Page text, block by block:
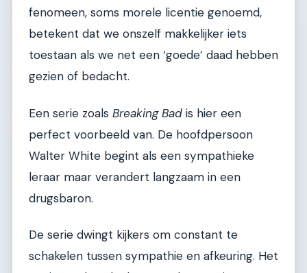
fenomeen, soms morele licentie genoemd,
betekent dat we onszelf makkelijker iets
toestaan als we net een ‘goede’ daad hebben
gezien of bedacht.
Een serie zoals Breaking Bad is hier een
perfect voorbeeld van. De hoofdpersoon
Walter White begint als een sympathieke
leraar maar verandert langzaam in een
drugsbaron.
De serie dwingt kijkers om constant te
schakelen tussen sympathie en afkeuring. Het